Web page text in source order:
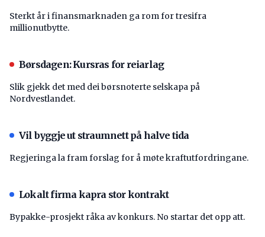
Sterkt år i finansmarknaden ga rom for tresifra
millionutbytte.
Børsdagen: Kursras for reiarlag
Slik gjekk det med dei børsnoterte selskapa på
Nordvestlandet.
Vil byggje ut straumnett på halve tida
Regjeringa la fram forslag for å møte kraftutfordringane.
Lokalt firma kapra stor kontrakt
Bypakke-prosjekt råka av konkurs. No startar det opp att.